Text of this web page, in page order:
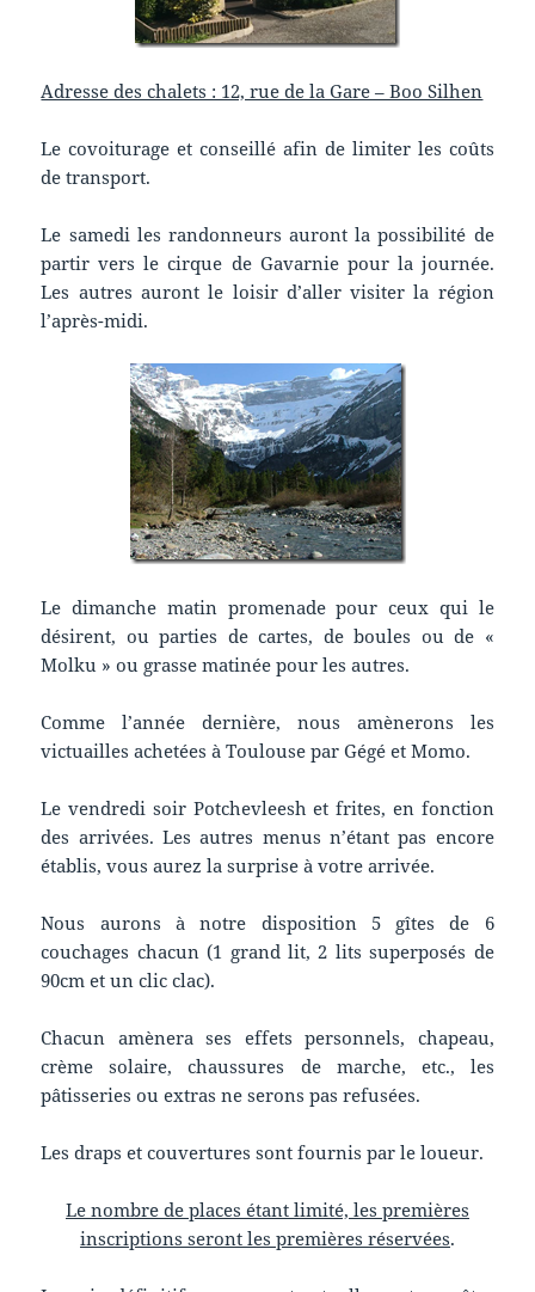
Adresse des chalets : 12, rue de la Gare – Boo Silhen
Le covoiturage et conseillé afin de limiter les coûts
de transport.
Le samedi les randonneurs auront la possibilité de
partir vers le cirque de Gavarnie pour la journée.
Les autres auront le loisir d’aller visiter la région
l’après-midi.
Le dimanche matin promenade pour ceux qui le
désirent, ou parties de cartes, de boules ou de «
Molku » ou grasse matinée pour les autres.
Comme l’année dernière, nous amènerons les
victuailles achetées à Toulouse par Gégé et Momo.
Le vendredi soir Potchevleesh et frites, en fonction
des arrivées. Les autres menus n’étant pas encore
établis, vous aurez la surprise à votre arrivée.
Nous aurons à notre disposition 5 gîtes de 6
couchages chacun (1 grand lit, 2 lits superposés de
90cm et un clic clac).
Chacun amènera ses effets personnels, chapeau,
crème solaire, chaussures de marche, etc., les
pâtisseries ou extras ne serons pas refusées.
Les draps et couvertures sont fournis par le loueur.
Le nombre de places étant limité, les premières
inscriptions seront les premières réservées.